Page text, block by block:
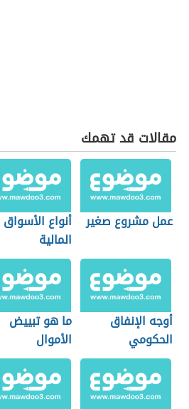
مقالات قد تهمك
عمل مشروع صغير
أنواع الأسواق
المالية
أوجه الإنفاق
الحكومي
ما هو تبييض
الأموال